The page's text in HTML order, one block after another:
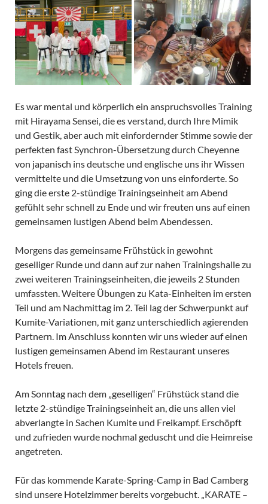
Es war mental und körperlich ein anspruchsvolles Training
mit Hirayama Sensei, die es verstand, durch Ihre Mimik
und Gestik, aber auch mit einfordernder Stimme sowie der
perfekten fast Synchron-Übersetzung durch Cheyenne
von japanisch ins deutsche und englische uns ihr Wissen
vermittelte und die Umsetzung von uns einforderte. So
ging die erste 2-stündige Trainingseinheit am Abend
gefühlt sehr schnell zu Ende und wir freuten uns auf einen
gemeinsamen lustigen Abend beim Abendessen.
Morgens das gemeinsame Frühstück in gewohnt
geselliger Runde und dann auf zur nahen Trainingshalle zu
zwei weiteren Trainingseinheiten, die jeweils 2 Stunden
umfassten. Weitere Übungen zu Kata-Einheiten im ersten
Teil und am Nachmittag im 2. Teil lag der Schwerpunkt auf
Kumite-Variationen, mit ganz unterschiedlich agierenden
Partnern. Im Anschluss konnten wir uns wieder auf einen
lustigen gemeinsamen Abend im Restaurant unseres
Hotels freuen.
Am Sonntag nach dem „geselligen“ Frühstück stand die
letzte 2-stündige Trainingseinheit an, die uns allen viel
abverlangte in Sachen Kumite und Freikampf. Erschöpft
und zufrieden wurde nochmal geduscht und die Heimreise
angetreten.
Für das kommende Karate-Spring-Camp in Bad Camberg
sind unsere Hotelzimmer bereits vorgebucht. „KARATE –